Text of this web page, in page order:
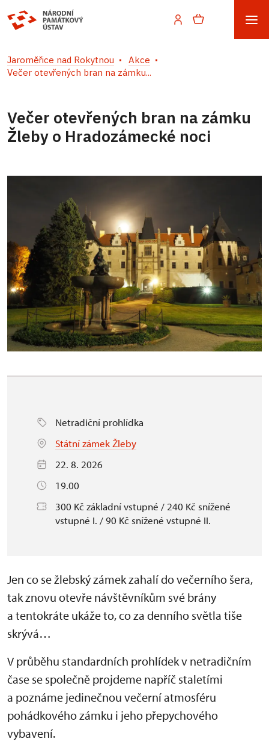
Jaroměřice nad Rokytnou
Akce
Večer otevřených bran na zámku...
Večer otevřených bran na zámku
Žleby o Hradozámecké noci
Netradiční prohlídka
Státní zámek Žleby
22. 8. 2026
19.00
300 Kč základní vstupné / 240 Kč snížené
vstupné I. / 90 Kč snížené vstupné II.
Jen co se žlebský zámek zahalí do večerního šera,
tak znovu otevře návštěvníkům své brány
a tentokráte ukáže to, co za denního světla tiše
skrývá…
V průběhu standardních prohlídek v netradičním
čase se společně projdeme napříč staletími
a poznáme jedinečnou večerní atmosféru
pohádkového zámku i jeho přepychového
vybavení.